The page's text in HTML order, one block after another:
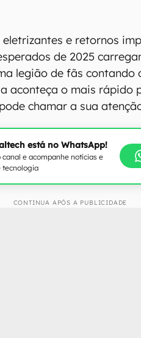
e retornos
de 2025
legião de fãs contando
aconteça o mais rápido
chamar a sua
está no WhatsApp!
canal e acompanhe notícias e
tecnologia
CONTINUA APÓS A PUBLICIDADE